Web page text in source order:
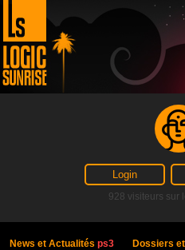
928 visiteurs sur
News et Actualités ps3 Dossiers